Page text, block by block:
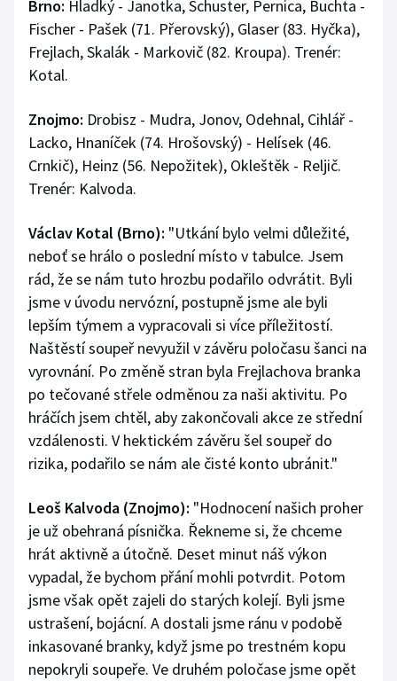
Stolní tenis
Triatlon
Vodní slalom
Volejbal
Ostatní
Brno: Hladký - Janotka, Schuster, Pernica, Buchta -
Fischer - Pašek (71. Přerovský), Glaser (83. Hyčka),
Frejlach, Skalák - Markovič (82. Kroupa). Trenér:
Kotal.
Znojmo: Drobisz - Mudra, Jonov, Odehnal, Cihlář -
Lacko, Hnaníček (74. Hrošovský) - Helísek (46.
Crnkič), Heinz (56. Nepožitek), Okleštěk - Reljič.
Trenér: Kalvoda.
Václav Kotal (Brno): "Utkání bylo velmi důležité,
neboť se hrálo o poslední místo v tabulce. Jsem
rád, že se nám tuto hrozbu podařilo odvrátit. Byli
jsme v úvodu nervózní, postupně jsme ale byli
lepším týmem a vypracovali si více příležitostí.
Naštěstí soupeř nevyužil v závěru poločasu šanci na
vyrovnání. Po změně stran byla Frejlachova branka
po tečované střele odměnou za naši aktivitu. Po
hráčích jsem chtěl, aby zakončovali akce ze střední
vzdálenosti. V hektickém závěru šel soupeř do
rizika, podařilo se nám ale čisté konto ubránit."
Leoš Kalvoda (Znojmo): "Hodnocení našich proher
je už obehraná písnička. Řekneme si, že chceme
hrát aktivně a útočně. Deset minut náš výkon
vypadal, že bychom přání mohli potvrdit. Potom
jsme však opět zajeli do starých kolejí. Byli jsme
ustrašení, bojácní. A dostali jsme ránu v podobě
inkasované branky, když jsme po trestném kopu
nepokryli soupeře. Ve druhém poločase jsme opět